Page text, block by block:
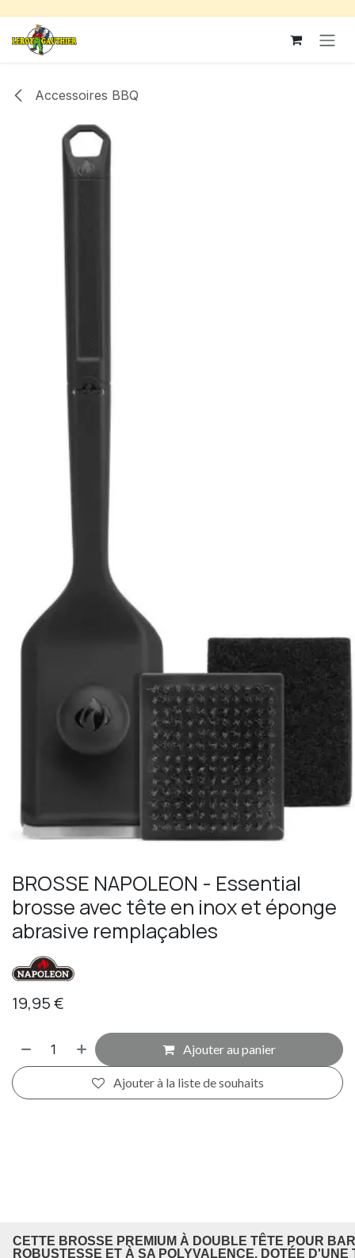
Se rendre au contenu
Accessoires BBQ
BROSSE NAPOLEON - Essential
brosse avec tête en inox et éponge
abrasive remplaçables
19,95€
Ajouter au panier
Ajouter à la liste de souhaits
CETTE BROSSE PREMIUM À DOUBLE TÊTE POUR
ROBUSTESSE ET À SA POLYVALENCE. DOTÉE